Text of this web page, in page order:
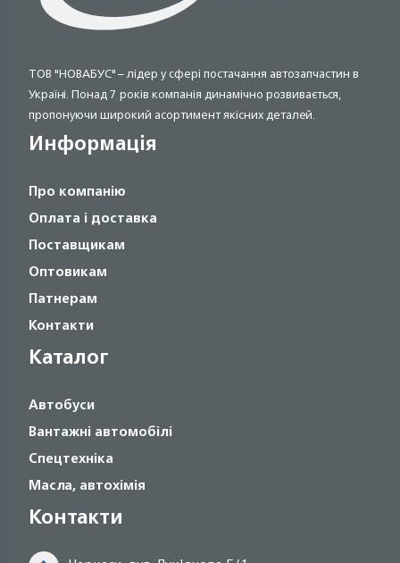
ТОВ "НОВАБУС" – лідер у сфері постачання автозапчастин в
Україні. Понад 7 років компанія динамічно розвивається,
пропонуючи широкий асортимент якісних деталей.
Информація
Про компанію
Оплата і доставка
Поставщикам
Оптовикам
Патнерам
Контакти
Каталог
Автобуси
Вантажні автомобілі
Спецтехніка
Масла, автохімія
Контакти